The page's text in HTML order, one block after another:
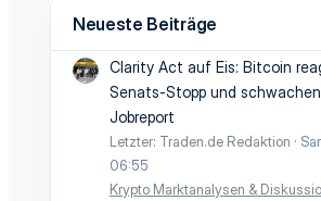
Neueste Beiträge
Clarity Act auf Eis: Bitcoin
Senats-Stopp und
Jobreport
Letzter: Traden.de Redaktion
06:55
Krypto Marktanalysen &